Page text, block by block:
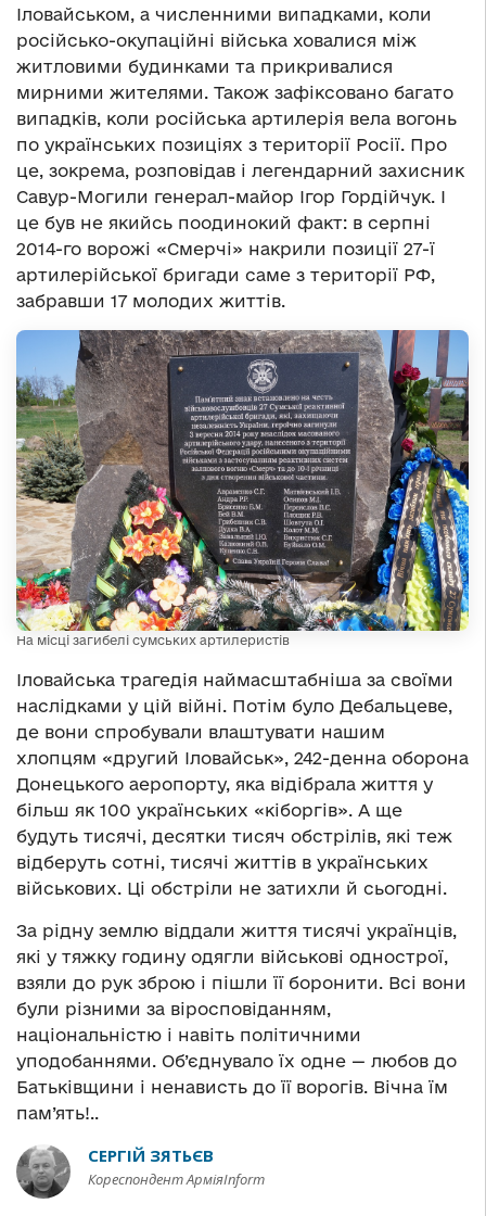
Іловайськом, а численними випадками, коли
російсько-окупаційні війська ховалися між
житловими будинками та прикривалися
мирними жителями. Також зафіксовано багато
випадків, коли російська артилерія вела вогонь
по українських позиціях з території Росії. Про
це, зокрема, розповідав і легендарний захисник
Савур-Могили генерал-майор Ігор Гордійчук. І
це був не якийсь поодинокий факт: в серпні
2014-го ворожі «Смерчі» накрили позиції 27-ї
артилерійської бригади саме з території РФ,
забравши 17 молодих життів.
На місці загибелі сумських артилеристів
Іловайська трагедія наймасштабніша за своїми
наслідками у цій війні. Потім було Дебальцеве,
де вони спробували влаштувати нашим
хлопцям «другий Іловайськ», 242-денна оборона
Донецького аеропорту, яка відібрала життя у
більш як 100 українських «кіборгів». А ще
будуть тисячі, десятки тисяч обстрілів, які теж
відберуть сотні, тисячі життів в українських
військових. Ці обстріли не затихли й сьогодні.
За рідну землю віддали життя тисячі українців,
які у тяжку годину одягли військові однострої,
взяли до рук зброю і пішли її боронити. Всі вони
були різними за віросповіданням,
національністю і навіть політичними
уподобаннями. Об’єднувало їх одне — любов до
Батьківщини і ненависть до її ворогів. Вічна їм
пам’ять!..
СЕРГІЙ ЗЯТЬЄВ
Кореспондент АрміяInform